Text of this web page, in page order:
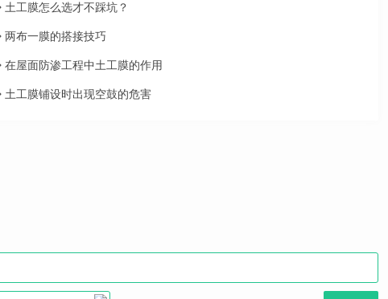
土工膜怎么选才不踩坑？
两布一膜的搭接技巧
在屋面防渗工程中土工膜的作用
土工膜铺设时出现空鼓的危害